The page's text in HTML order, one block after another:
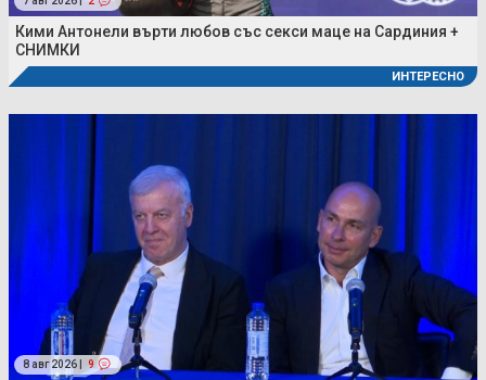
Кими Антонели върти любов със секси маце на Сардиния +
СНИМКИ
ИНТЕРЕСНО
8 авг 2026 | 9